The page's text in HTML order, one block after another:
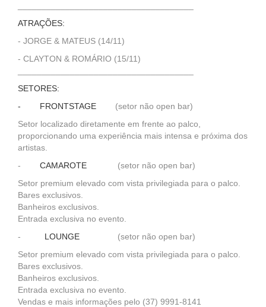
ATRAÇÕES:
- JORGE & MATEUS (14/11)
- CLAYTON & ROMÁRIO (15/11)
SETORES:
- FRONTSTAGE (setor não open bar)
Setor localizado diretamente em frente ao palco,
proporcionando uma experiência mais intensa e próxima dos
artistas.
- CAMAROTE (setor não open bar)
Setor premium elevado com vista privilegiada para o palco.
Bares exclusivos.
Banheiros exclusivos.
Entrada exclusiva no evento.
- LOUNGE (setor não open bar)
Setor premium elevado com vista privilegiada para o palco.
Bares exclusivos.
Banheiros exclusivos.
Entrada exclusiva no evento.
Vendas e mais informações pelo (37) 9991-8141